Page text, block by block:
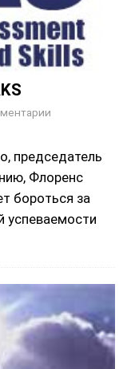
председатель
Флоренс
бороться за
успеваемости